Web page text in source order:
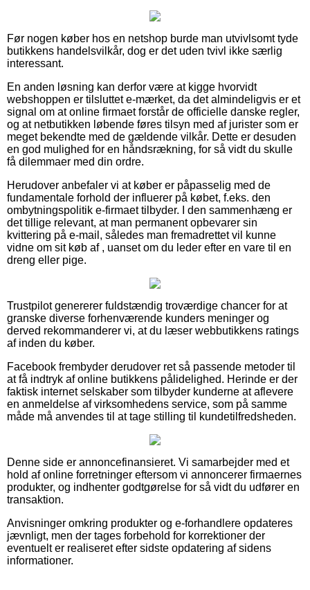
Før nogen køber hos en netshop burde man utvivlsomt tyde
butikkens handelsvilkår, dog er det uden tvivl ikke særlig
interessant.
En anden løsning kan derfor være at kigge hvorvidt
webshoppen er tilsluttet e-mærket, da det almindeligvis er et
signal om at online firmaet forstår de officielle danske regler,
og at netbutikken løbende føres tilsyn med af jurister som er
meget bekendte med de gældende vilkår. Dette er desuden
en god mulighed for en håndsrækning, for så vidt du skulle
få dilemmaer med din ordre.
Herudover anbefaler vi at køber er påpasselig med de
fundamentale forhold der influerer på købet, f.eks. den
ombytningspolitik e-firmaet tilbyder. I den sammenhæng er
det tillige relevant, at man permanent opbevarer sin
kvittering på e-mail, således man fremadrettet vil kunne
vidne om sit køb af , uanset om du leder efter en vare til en
dreng eller pige.
Trustpilot genererer fuldstændig troværdige chancer for at
granske diverse forhenværende kunders meninger og
derved rekommanderer vi, at du læser webbutikkens ratings
af inden du køber.
Facebook frembyder derudover ret så passende metoder til
at få indtryk af online butikkens pålidelighed. Herinde er der
faktisk internet selskaber som tilbyder kunderne at aflevere
en anmeldelse af virksomhedens service, som på samme
måde må anvendes til at tage stilling til kundetilfredsheden.
Denne side er annoncefinansieret. Vi samarbejder med et
hold af online forretninger eftersom vi annoncerer firmaernes
produkter, og indhenter godtgørelse for så vidt du udfører en
transaktion.
Anvisninger omkring produkter og e-forhandlere opdateres
jævnligt, men der tages forbehold for korrektioner der
eventuelt er realiseret efter sidste opdatering af sidens
informationer.